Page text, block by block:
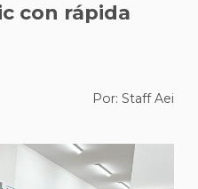
con rápida
Por:Staff Aei